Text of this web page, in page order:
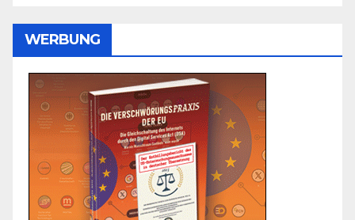
WERBUNG